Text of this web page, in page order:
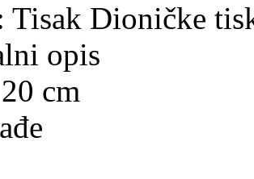
Tisak Dioničke
opis
cm